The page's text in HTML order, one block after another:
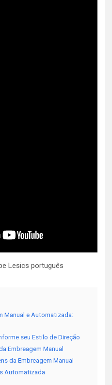
Lesics português
Manual e Automatizada:
seu Estilo de Direção
Embreagem Manual
da Embreagem Manual
Automatizada